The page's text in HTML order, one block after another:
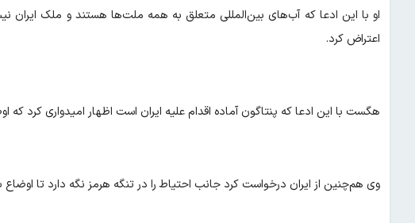
او با این ادعا که آب‌های بین‌المللی متعلق به همه ملت‌ها هستند و ملک
اعتراض کرد.
هگست با این ادعا که پنتاگون آماده اقدام علیه ایران است اظهار امیدواری کرد
وی هم‌چنین از ایران درخواست کرد جانب احتیاط را در تنگه هرمز نگه دارد تا